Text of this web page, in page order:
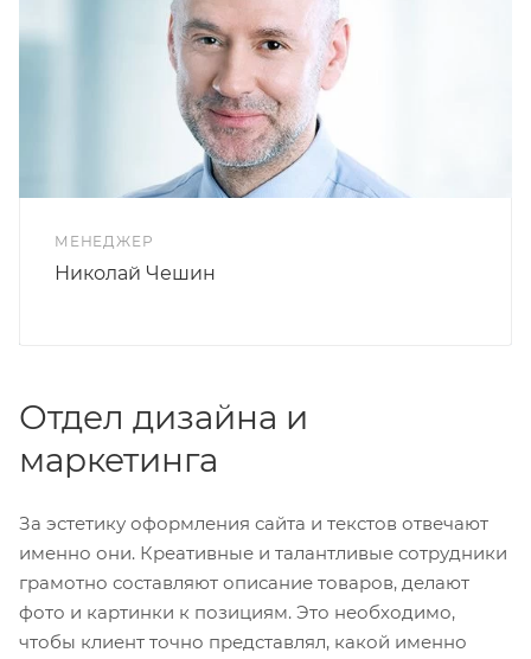
МЕНЕДЖЕР
Николай Чешин
Отдел дизайна и
маркетинга
За эстетику оформления сайта и текстов отвечают
именно они. Креативные и талантливые сотрудники
грамотно составляют описание товаров, делают
фото и картинки к позициям. Это необходимо,
чтобы клиент точно представлял, какой именно